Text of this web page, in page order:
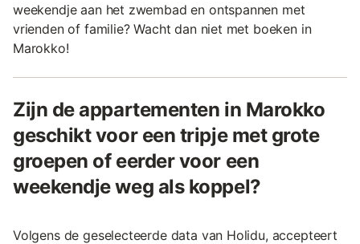
weekendje aan het zwembad en ontspannen met
vrienden of familie? Wacht dan niet met boeken in
Marokko!
Zijn de appartementen in Marokko
geschikt voor een tripje met grote
groepen of eerder voor een
weekendje weg als koppel?
Volgens de geselecteerde data van Holidu, accepteert